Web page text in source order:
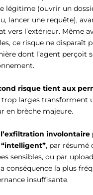
légitime (ouvrir un
lancer une requête),
vers l’extérieur. Même
ce risque ne disparaît
dont l’agent perçoit
risque tient aux
larges transforment
en brèche majeure.
l’exfiltration involontaire
, par résumé
sensibles, ou par
conséquence la plus
insuffisante.